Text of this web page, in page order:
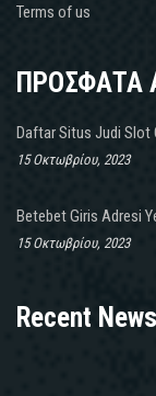
Terms of us
ΠΡΟΣΦΑΤΑ
Daftar Situs Judi Slot
15 Οκτωβρίου, 2023
Betebet Giris Adresi
15 Οκτωβρίου, 2023
Recent News